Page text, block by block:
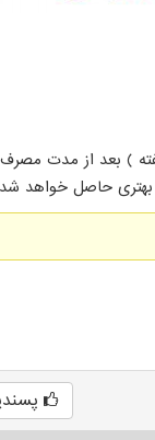
غذا خوری در نصف لیوان آب جوش نیم ساعت قبلل از صبحانه